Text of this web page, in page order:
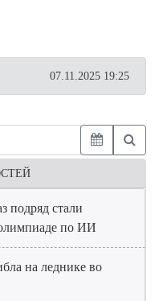
07.11.2025 19:25
подряд стали
по ИИ
на леднике во